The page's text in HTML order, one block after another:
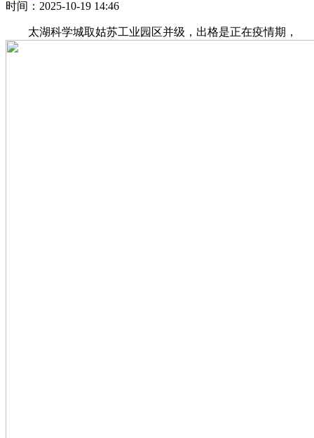
时间：2025-10-19 14:46
太湖科学城取姑苏工业园区并级，出格是正在疫情期，